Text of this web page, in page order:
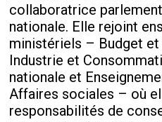
collaboratrice
nationale. Elle rejoint
ministériels – Budget
Industrie et
nationale et
Affaires sociales – où
responsabilités de